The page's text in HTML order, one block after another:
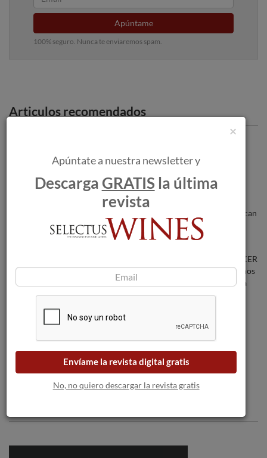
Apúntame
100% seguro. Nunca te enviaremos spam.
Articulos recomendados
Challenge en Barcelona en marzo.
Los incendios forestales amenazan a las
bodegas a medida que las llamas se acercan
a Burdeos.
Nuevas puntuaciones de 'ROBERT PARKER
´S WINE ADVOCATE' posiciona a los vinos
de Teso La Monja como los mejores de la
D.O. TORO
IWCA incorpora su primera directora
×
Apúntate a nuestra newsletter y
DescargaGRATIS la última
revista
Envíame la revista digital gratis
No, no quiero descargar la revista gratis